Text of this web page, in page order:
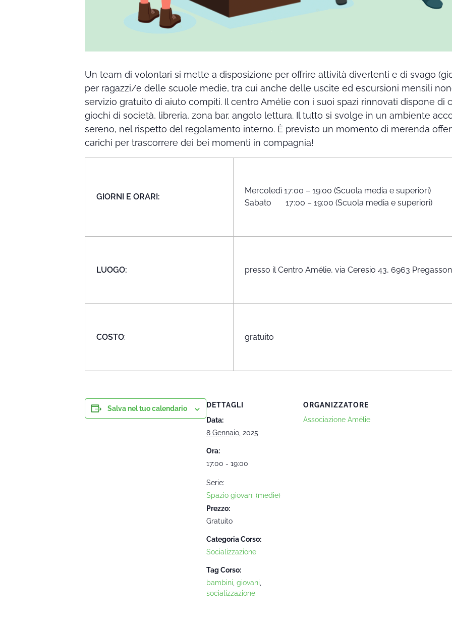
Un team di volontari si mette a disposizione per offrire attività divertenti e di svago
per ragazzi/e delle scuole medie, tra cui anche delle uscite ed escursioni mensili
servizio gratuito di aiuto compiti. Il centro Amélie con i suoi spazi rinnovati dispone di
giochi di società, libreria, zona bar, angolo lettura. Il tutto si svolge in un ambiente
sereno, nel rispetto del regolamento interno. È previsto un momento di merenda
carichi per trascorrere dei bei momenti in compagnia!
GIORNI E ORARI:
Mercoledì 17:00 – 19:00 (Scuola media e superiori)
Sabato 17:00 – 19:00 (Scuola media e superiori)
LUOGO: presso il Centro Amélie, via Ceresio 43, 6963
COSTO: gratuito
Salva nel tuo calendario
DETTAGLI
Data:
8 Gennaio, 2025
Ora:
17:00 - 19:00
Serie:
Spazio giovani (medie)
Prezzo:
Gratuito
Categoria Corso:
Socializzazione
Tag Corso:
bambini giovani
socializzazione
ORGANIZZATORE
Associazione Amélie